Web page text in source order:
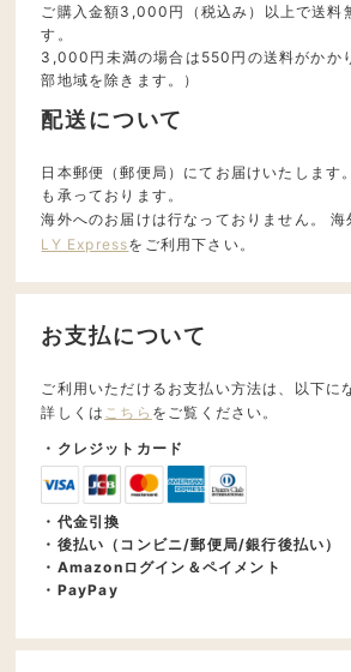
ご購入金額3,000円（税込み）以上で送料
す。
3,000円未満の場合は550円の送料がかか
部地域を除きます。）
配送について
日本郵便（郵便局）にてお届けいたします
も承っております。
海外へのお届けは行なっておりません。 海
LY Expressをご利用下さい。
お支払について
ご利用いただけるお支払い方法は、以下に
詳しくは こちら をご覧ください。
・クレジットカード
・代金引換
・後払い（コンビニ/郵便局/銀行後払い）
・Amazonログイン＆ペイメント
・PayPay